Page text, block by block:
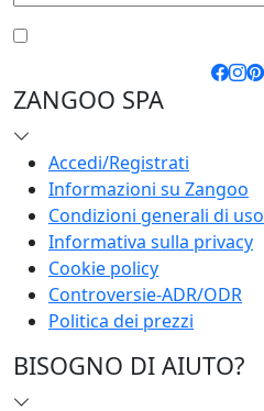
ZANGOO SPA
Accedi/Registrati
Informazioni su Zangoo
Condizioni generali di uso
Informativa sulla privacy
Cookie policy
Controversie-ADR/ODR
Politica dei prezzi
BISOGNO DI AIUTO?